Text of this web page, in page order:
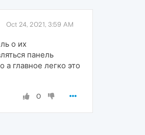
Oct 24, 2021, 3:59 AM
о их
панель
главное легко это
0